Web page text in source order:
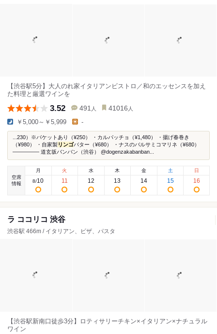
【渋谷駅5分】大人のれ家イタリアンビストロ／和のエッセンスを加え
た料理と厳選ワインを
3.52 491 人 41016 人
￥5,000～￥5,999 -
...230）※バケットあり（¥250） ・カルパッチョ（¥1,480） ・揚げ春巻き
（¥980） ・自家製リンゴバター（¥680） ・ナスのバルサミコマリネ（¥680）
————— 道玄坂バンバン（渋谷） @dogenzakabanban...
空席
情報
月
8/10
火
11
水
12
木
13
金
14
土
15
日
16
ラ ココリコ 渋谷
渋谷駅 466m / イタリアン、ピザ、パスタ
【渋谷駅新南口徒歩3分】ロティサリーチキン×イタリアン×ナチュラル
ワイン